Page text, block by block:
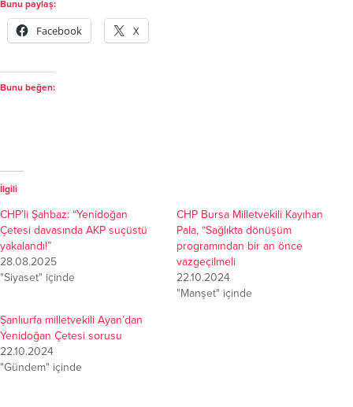
Bunu paylaş:
Facebook X
Bunu beğen:
İlgili
CHP’li Şahbaz: “Yenidoğan
Çetesi davasında AKP suçüstü
yakalandı!”
28.08.2025
"Siyaset" içinde
CHP Bursa Milletvekili Kayıhan
Pala, “Sağlıkta dönüşüm
programından bir an önce
vazgeçilmeli
22.10.2024
"Manşet" içinde
Şanlıurfa milletvekili Ayan’dan
Yenidoğan Çetesi sorusu
22.10.2024
"Gündem" içinde